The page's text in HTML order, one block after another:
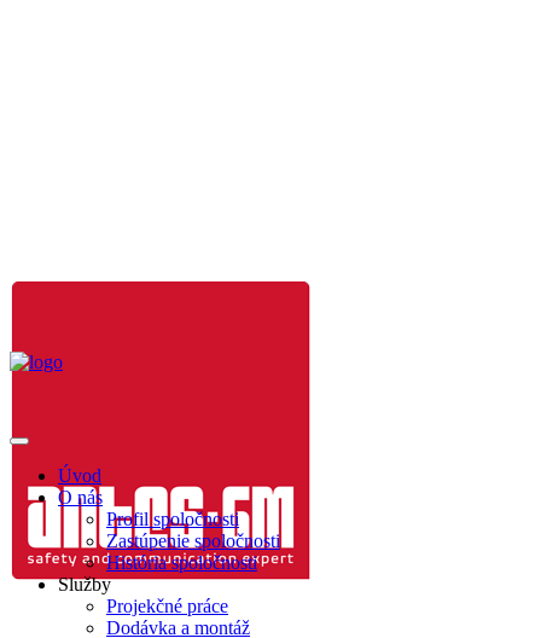
Úvod
O nás
Profil spoločnosti
Zastúpenie spoločnosti
História spoločnosti
Služby
Projekčné práce
Dodávka a montáž